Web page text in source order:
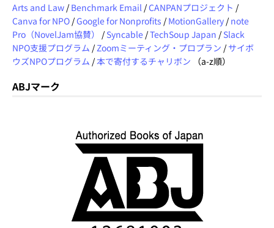
Arts and Law / Benchmark Email /CANPANプロジェクト /
Canva for NPO /Google for Nonprofits / MotionGallery / note
Pro（NovelJam協賛）
/ Syncable /TechSoup Japan / Slack
NPO支援プログラム / Zoomミーティング・プロプラン / サイボ
ウズNPOプログラム /本で寄付するチャリボン （a-z順）
ABJマーク